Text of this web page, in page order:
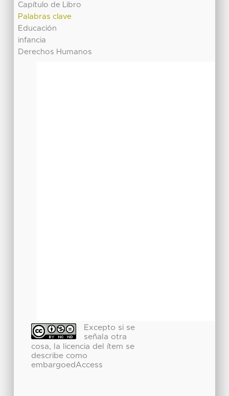
Capítulo de Libro
Palabras clave
Educación
infancia
Derechos Humanos
Excepto si se
señala otra
cosa, la licencia del ítem se
describe como
embargoedAccess